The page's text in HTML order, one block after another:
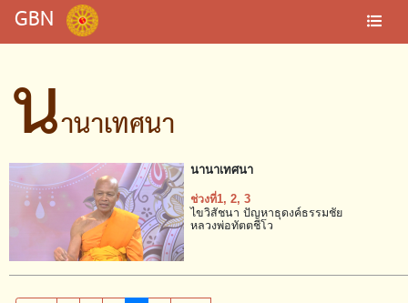
GBN
นานาเทศนา
นานาเทศนา
ช่วงที่1, 2, 3
ไขวิสัชนา ปัญหาธุดงค์ธรรมชัย
หลวงพ่อทัตตชีโว